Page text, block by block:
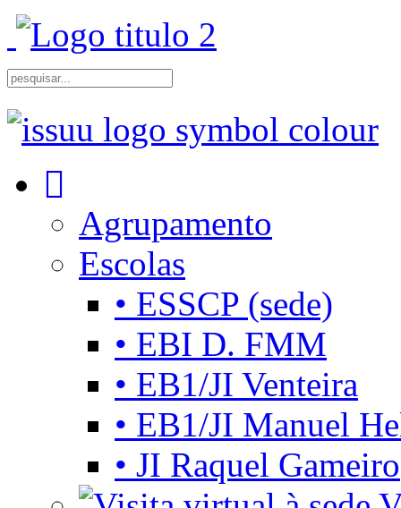
Agrupamento
Escolas
• ESSCP (sede)
• EBI D. FMM
• EB1/JI Venteira
• EB1/JI Manuel
• JI Raquel Gameiro